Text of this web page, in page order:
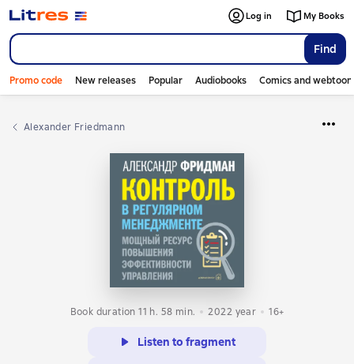
Find
Log in My Books
Promo code New releases Popular Audiobooks Comics and
Alexander Friedmann
Book duration 11 h. 58 min. 2022 year 16+
Listen to fragment